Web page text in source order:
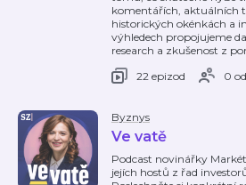
komentářích, aktuálních
historických okénkách a
výhledech propojujeme
research a zkušenost z
22 epizod
0
Byznys
Ve vatě
Podcast novinářky
jejích hostů z řad